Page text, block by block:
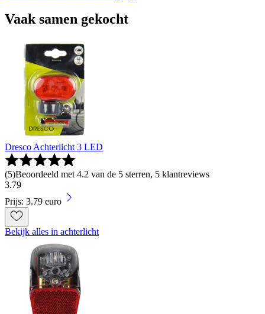
Vaak samen gekocht
Dresco Achterlicht 3 LED
(5)Beoordeeld met 4.2 van de 5 sterren, 5 klantreviews
3.79
Prijs: 3.79 euro
Bekijk alles in achterlicht